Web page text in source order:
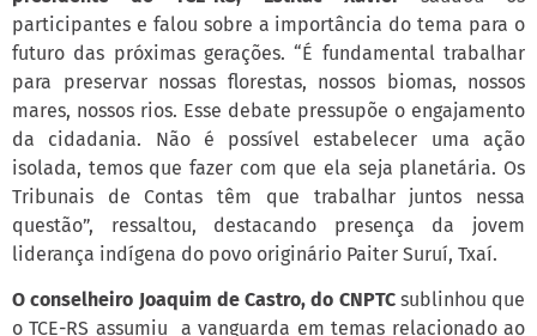
participantes e falou sobre a importância do tema para o
futuro das próximas gerações. “É fundamental trabalhar
para preservar nossas florestas, nossos biomas, nossos
mares, nossos rios. Esse debate pressupõe o engajamento
da cidadania. Não é possível estabelecer uma ação
isolada, temos que fazer com que ela seja planetária. Os
Tribunais de Contas têm que trabalhar juntos nessa
questão”, ressaltou, destacando presença da jovem
liderança indígena do povo originário Paiter Suruí, Txaí.
O conselheiro Joaquim de Castro, do CNPTCsublinhou que
o TCE-RS assumiu a vanguarda em temas relacionado ao